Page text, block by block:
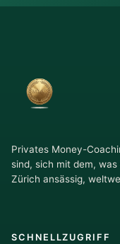
Privates Money-
sind, sich mit dem,
Zürich ansässig,
SCHNELLZUGRIFF